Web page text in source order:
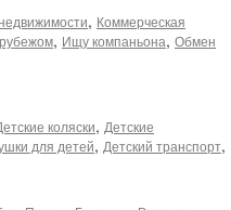
, Коммерческая
, Ищу компаньона, Обмен
коляски, Детские
для детей, Детский транспорт,